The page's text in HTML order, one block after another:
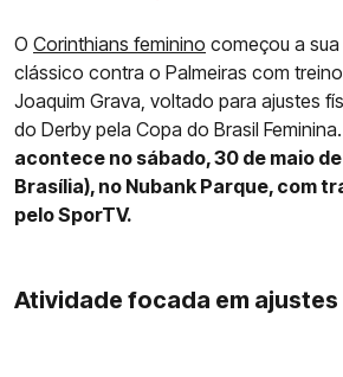
O Corinthians feminino começou a
clássico contra o Palmeiras com
Joaquim Grava, voltado para ajustes
do Derby pela Copa do Brasil Feminina.
acontece no sábado, 30 de maio de
Brasília), no Nubank Parque, com
pelo SporTV.
Atividade focada em